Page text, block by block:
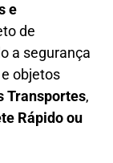
e
de
a segurança
objetos
Transportes,
Rápido ou